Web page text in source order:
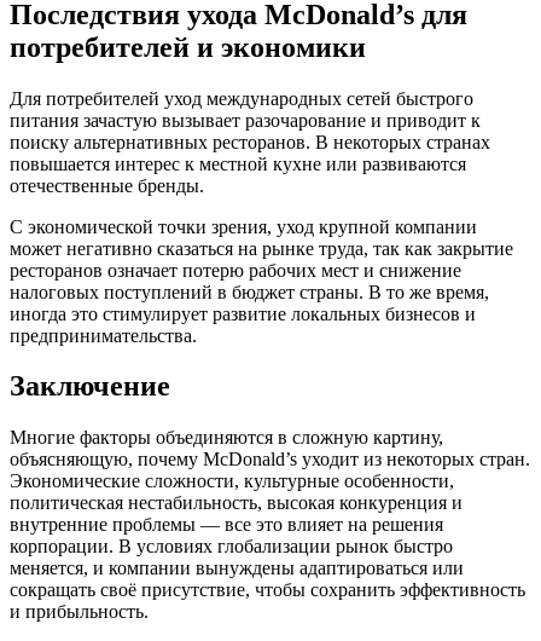
Последствия ухода McDonald’s для
потребителей и экономики
Для потребителей уход международных сетей быстрого
питания зачастую вызывает разочарование и приводит к
поиску альтернативных ресторанов. В некоторых странах
повышается интерес к местной кухне или развиваются
отечественные бренды.
С экономической точки зрения, уход крупной компании
может негативно сказаться на рынке труда, так как закрытие
ресторанов означает потерю рабочих мест и снижение
налоговых поступлений в бюджет страны. В то же время,
иногда это стимулирует развитие локальных бизнесов и
предпринимательства.
Заключение
Многие факторы объединяются в сложную картину,
объясняющую, почему McDonald’s уходит из некоторых стран.
Экономические сложности, культурные особенности,
политическая нестабильность, высокая конкуренция и
внутренние проблемы — все это влияет на решения
корпорации. В условиях глобализации рынок быстро
меняется, и компании вынуждены адаптироваться или
сокращать своё присутствие, чтобы сохранить эффективность
и прибыльность.